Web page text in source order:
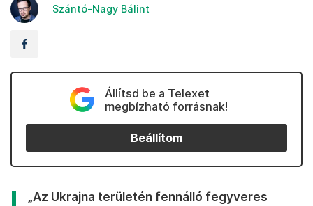
Szántó-Nagy Bálint
Állítsd be a Telexet
megbízható forrásnak!
Beállítom
„Az Ukrajna területén fennálló fegyveres